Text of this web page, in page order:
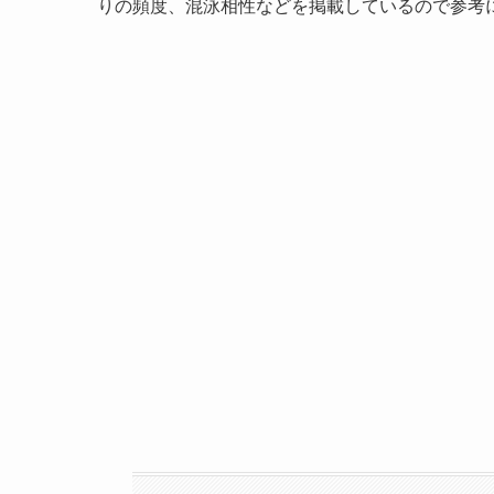
りの頻度、混泳相性などを掲載しているので参考